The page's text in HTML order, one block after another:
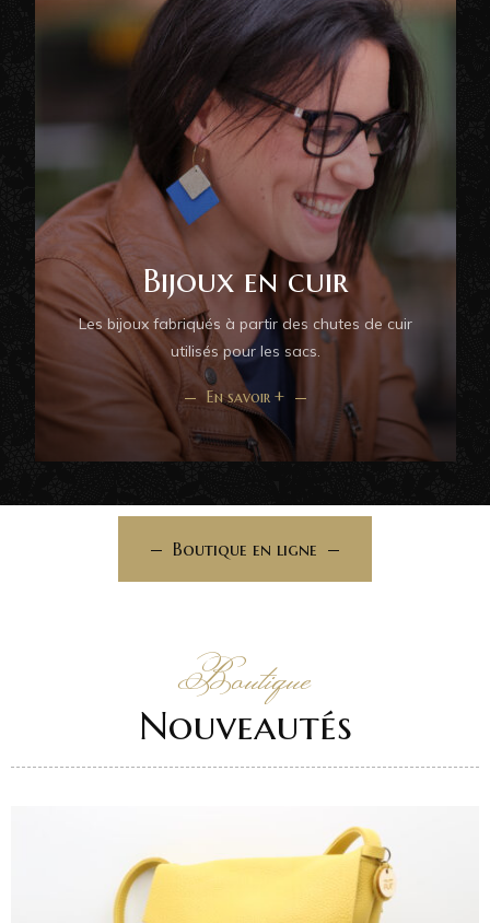
Bijoux en cuir
Les bijoux fabriqués à partir des chutes de cuir
utilisés pour les sacs.
En savoir +
BOUTIQUE EN LIGNE
Boutique en ligne
Boutique
Nouveautés